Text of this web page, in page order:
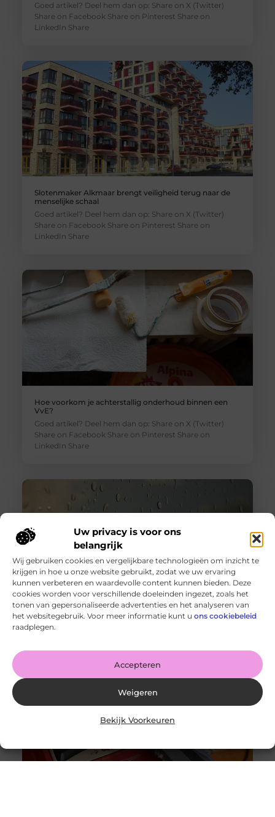
Uw privacy is voor ons
belangrijk
Wij gebruiken cookies en vergelijkbare technologieën om inzicht te
krijgen in hoe u onze website gebruikt, zodat we uw ervaring
kunnen verbeteren en waardevolle content kunnen bieden. Deze
cookies worden voor verschillende doeleinden ingezet, zoals het
tonen van gepersonaliseerde advertenties en het analyseren van
het websitegebruik. Voor meer informatie kunt u ons cookiebeleid
raadplegen.
Accepteren
Weigeren
Bekijk Voorkeuren
Goed artikel? Deel hem dan op: Share on X (Twitter)
Share on Facebook Share on Pinterest Share on
LinkedIn Share
Slotenmaker Alkmaar brengt veiligheid terug naar de
menselijke schaal
Goed artikel? Deel hem dan op: Share on X (Twitter)
Share on Facebook Share on Pinterest Share on
LinkedIn Share
Hoe voorkom je achterstallig onderhoud binnen een
VvE?
Goed artikel? Deel hem dan op: Share on X (Twitter)
Share on Facebook Share on Pinterest Share on
LinkedIn Share
Wanneer schakel je een glaszetter in en wat kun je van
hem verwachten?
Goed artikel? Deel hem dan op: Share on X (Twitter)